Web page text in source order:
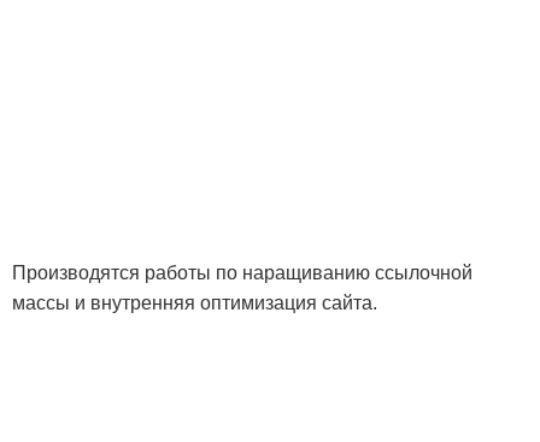
Производятся работы по наращиванию ссылочной
массы и внутренняя оптимизация сайта.